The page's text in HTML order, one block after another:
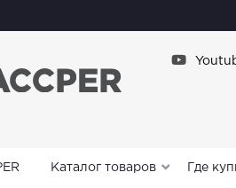
Каталог товаров Где